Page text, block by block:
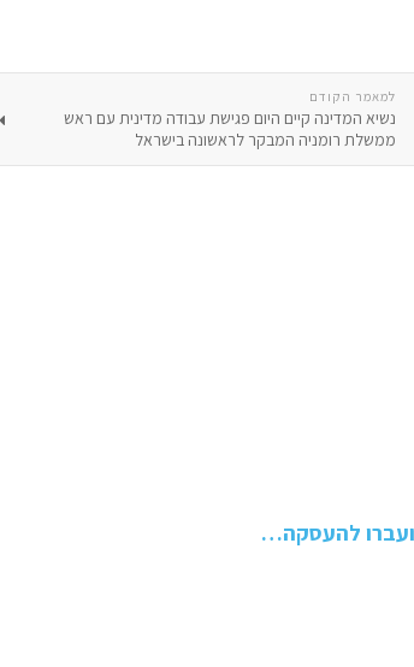
למאמר הקודם
נשיא המדינה קיים היום פגישת עבודה מדינית עם ראש
ממשלת רומניה המבקר לראשונה בישראל
הועברו להעסקה…